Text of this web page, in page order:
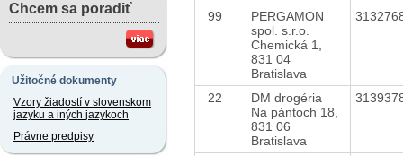
Chcem sa poradiť
Užitočné dokumenty
Vzory žiadostí v slovenskom
jazyku a iných jazykoch
Právne predpisy
99
PERGAMON
spol. s.r.o.
Chemická 1,
831 04
Bratislava
22
DM drogéria
Na pántoch 18,
831 06
Bratislava